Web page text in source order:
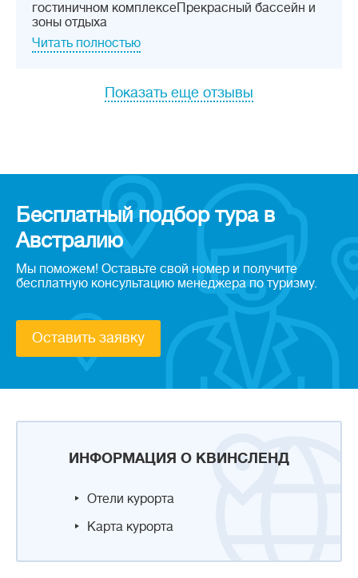
ИНФОРМАЦИЯ О КВИНСЛЕНД
Отели курорта
Карта курорта
гостиничном комплексеПрекрасный бассейн и
зоны отдыха
Читать полностью
Показать еще отзывы
Бесплатный подбор тура в
Австралию
Мы поможем! Оставьте свой номер и получите
бесплатную консультацию менеджера по туризму.
Оставить заявку